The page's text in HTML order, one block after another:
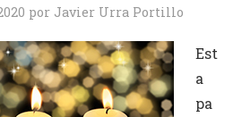
por Javier Urra Portillo
Est
a
pa